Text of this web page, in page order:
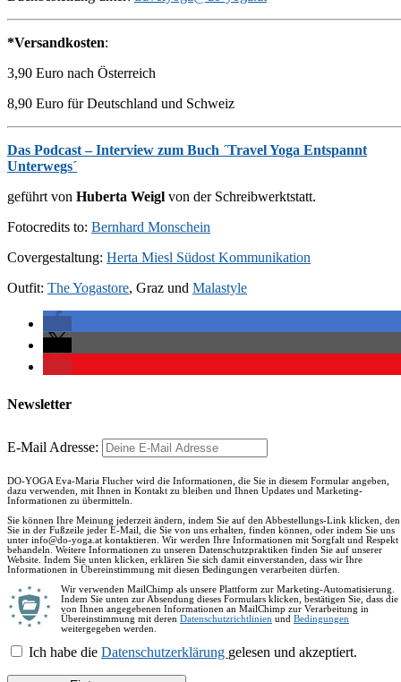
*Versandkosten:
3,90 Euro nach Österreich
8,90 Euro für Deutschland und Schweiz
Das Podcast – Interview zum Buch ´Travel Yoga Entspannt
Unterwegs´
geführt von Huberta Weigl von der Schreibwerktstatt.
Fotocredits to: Bernhard Monschein
Covergestaltung: Herta Miesl Südost Kommunikation
Outfit: The Yogastore, Graz und Malastyle
Newsletter
E-Mail Adresse:
DO-YOGA Eva-Maria Flucher wird die Informationen, die Sie in diesem Formular angeben,
dazu verwenden, mit Ihnen in Kontakt zu bleiben und Ihnen Updates und Marketing-
Informationen zu übermitteln.
Sie können Ihre Meinung jederzeit ändern, indem Sie auf den Abbestellungs-Link klicken, den
Sie in der Fußzeile jeder E-Mail, die Sie von uns erhalten, finden können, oder indem Sie uns
unter info@do-yoga.at kontaktieren. Wir werden Ihre Informationen mit Sorgfalt und Respekt
behandeln. Weitere Informationen zu unseren Datenschutzpraktiken finden Sie auf unserer
Website. Indem Sie unten klicken, erklären Sie sich damit einverstanden, dass wir Ihre
Informationen in Übereinstimmung mit diesen Bedingungen verarbeiten dürfen.
Wir verwenden MailChimp als unsere Plattform zur Marketing-Automatisierung.
Indem Sie unten zur Absendung dieses Formulars klicken, bestätigen Sie, dass die
von Ihnen angegebenen Informationen an MailChimp zur Verarbeitung in
Übereinstimmung mit deren Datenschutzrichtlinien und Bedingungen
weitergegeben werden.
Ich habe die Datenschutzerklärung gelesen und akzeptiert.